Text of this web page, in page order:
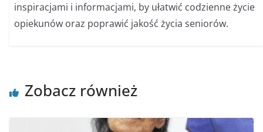
inspiracjami i informacjami, by ułatwić codzienne życie
opiekunów oraz poprawić jakość życia seniorów.
Zobacz również